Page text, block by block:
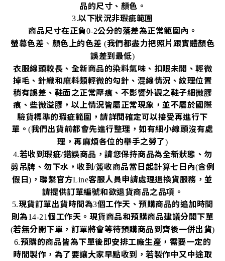
品的尺寸、顏色。
3.以下狀況非瑕疵範圍
商品尺寸在正負0-2公分的落差為正常範圍內。
螢幕色差 、 顏色上的色差 (我們都盡力把照片跟實體顏色
誤差到最低)
衣服線頭較長、全新商品的染料氣味、扣眼未開、輕微
掉毛、針織和麻料類輕微的勾針、混線情況、紋理位置
稍有誤差、鞋面之正常壓痕、不影響外觀之鞋子細微膠
痕、些微溢膠，以上情況皆屬正常現象，並不屬於國際
驗貨標準的瑕疵範圍，請詳閱確定可以接受再進行下
單。(我們出貨前都會先進行整理，如有細小線頭沒有處
理，再麻煩各位的舉手之勞了)
4.若收到瑕疵/錯誤商品，請您保持商品為全新狀態、勿
剪吊牌、勿下水，收到 /簽收商品當日起計算七日內(含例
假日) ，聯繫官方Line客服人員申請處理退換貨服務，並
請提供訂單編號和欲退貨商品之品項。
5.現貨訂單出貨時間為3個工作天、預購商品的追加時間
則為14-21個工作天。現貨商品和預購商品建議分開下單
(若無分開下單，訂單將會等待預購商品到齊後一併出貨)
6.預購的商品皆為下單後即安排工廠生產，需要一定的
時間製作，為了要讓大家早點收到，若製作中又中途取